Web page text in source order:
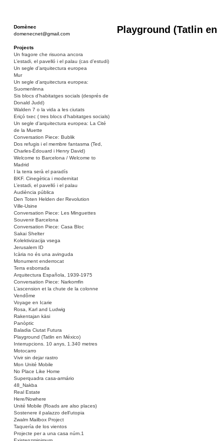
Domènec
domenecnet@gmail.com
Projects
Un fragore che risuona ancora
L’estadi, el pavelló i el palau (cas d’estudi)
Un segle d’arquitectura europea
Mur
Un segle d’arquitectura europea:
Suomenlinna
Sis blocs d’habitatges socials (després de
Donald Judd)
Walden 7 o la vida a les ciutats
Eriçó txec ( tres blocs d’habitatges socials)
Un segle d’arquitectura europea: La Cité
de la Muette
Conversation Piece: Bublik
Dos refugis i el membre fantasma (Ted,
Charles-Édouard i Henry David)
Welcome to Barcelona / Welcome to
Madrid
I la terra serà el paradís
BKF. Cinegètica i modernitat
L’estadi, el pavelló i el palau
Audiència pública
Den Toten Helden der Revolution
Ville-Usine
Conversation Piece: Les Minguettes
Souvenir Barcelona
Conversation Piece: Casa Bloc
Sakai Shelter
Kolektivizacija vsega
Jerusalem ID
Icària no és una avinguda
Monument enderrocat
Terra esborrada
Arquitectura Española, 1939-1975
Conversation Piece: Narkomfin
L’ascension et la chute de la colonne
Vendôme
Voyage en Icarie
Rosa, Karl and Ludwig
Rakentajan käsi
Panòptic
Baladia Ciutat Futura
Playground (Tatlin en México)
Interrupcions. 10 anys, 1.340 metres
Motocarro
Vivir sin dejar rastro
Mon Unité Mobile
No Place Like Home
Superquadra casa-armário
48_Nakba
Real Estate
Here/Nowhere
Unité Mobile (Roads are also places)
Sostenere il palazzo dell’utopia
Zwalm Mailbox Project
Taquería de los vientos
Projecte per a una casa núm.1
Playground (Tatlin en